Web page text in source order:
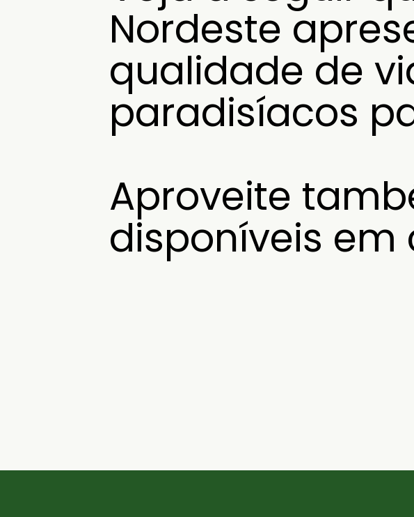
Nordeste
qualidade de
paradisíacos
Aproveite
disponíveis